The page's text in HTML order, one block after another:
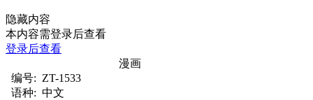
隐藏内容
本内容需登录后查看
登录后查看
漫画
编号: ZT-1533
语种: 中文